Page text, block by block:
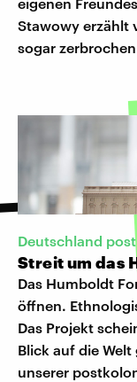
Stawowy erzählt
sogar
Deutschland
Streit um das
Das Humboldt
öffnen.
Das Projekt
Blick auf die
unserer